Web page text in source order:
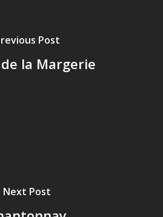
Post
la Margerie
Next Post